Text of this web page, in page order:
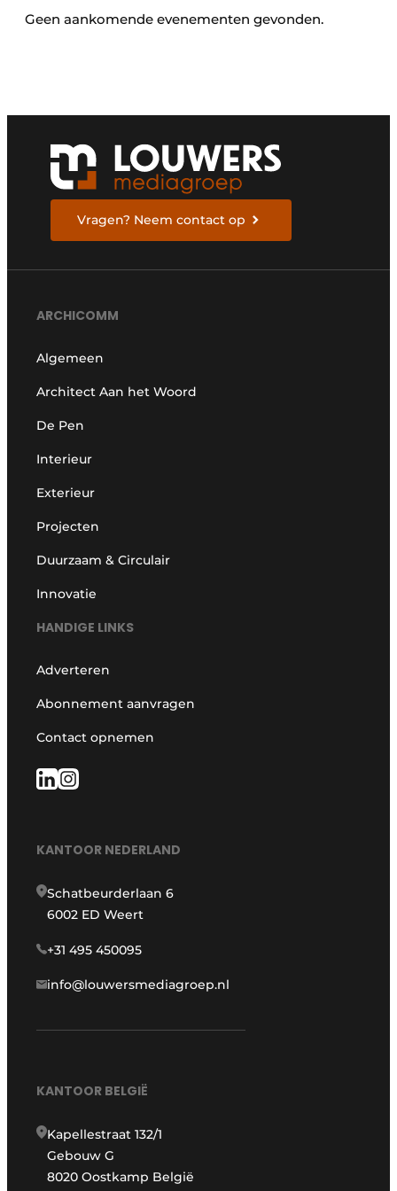
Geen aankomende evenementen gevonden.
Vragen? Neem contact op
ARCHICOMM
Algemeen
Architect Aan het Woord
De Pen
Interieur
Exterieur
Projecten
Duurzaam & Circulair
Innovatie
HANDIGE LINKS
Adverteren
Abonnement aanvragen
Contact opnemen
KANTOOR NEDERLAND
Schatbeurderlaan 6
6002 ED Weert
+31 495 450095
info@louwersmediagroep.nl
KANTOOR BELGIË
Kapellestraat 132/1
Gebouw G
8020 Oostkamp België